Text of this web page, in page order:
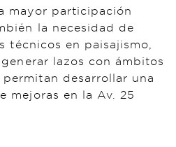
la necesidad de
técnicos en paisajismo,
lazos con ámbitos
permitan desarrollar una
mejoras en la Av. 25